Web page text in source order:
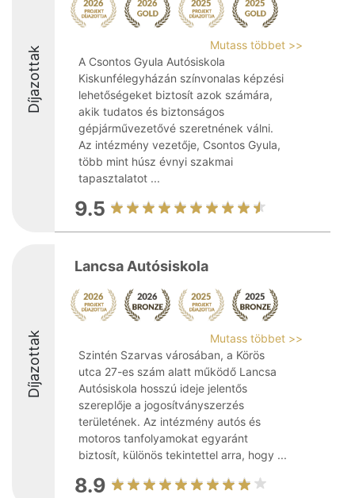
Díjazottak
Mutass többet >>
A Csontos Gyula Autósiskola
Kiskunfélegyházán színvonalas képzési
lehetőségeket biztosít azok számára,
akik tudatos és biztonságos
gépjárművezetővé szeretnének válni.
Az intézmény vezetője, Csontos Gyula,
több mint húsz évnyi szakmai
tapasztalatot ...
9.5
Díjazottak
Lancsa Autósiskola
Mutass többet >>
Szintén Szarvas városában, a Körös
utca 27-es szám alatt működő Lancsa
Autósiskola hosszú ideje jelentős
szereplője a jogosítványszerzés
területének. Az intézmény autós és
motoros tanfolyamokat egyaránt
biztosít, különös tekintettel arra, hogy ...
8.9